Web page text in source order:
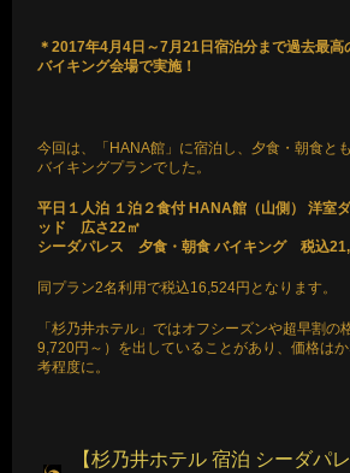
＊2017年4月4日～7月21日宿泊分まで過去最高
バイキング会場で実施！
今回は、「HANA館」に宿泊し、夕食・朝食と
バイキングプランでした。
平日１人泊 １泊２食付 HANA館（山側） 洋室
ッド 広さ22㎡
シーダパレス 夕食・朝食 バイキング 税込
同プラン2名利用で税込16,524円となります。
「杉乃井ホテル」ではオフシーズンや超早割の
9,720円～）を出していることがあり、価格は
考程度に。
【杉乃井ホテル 宿泊 シーダパ